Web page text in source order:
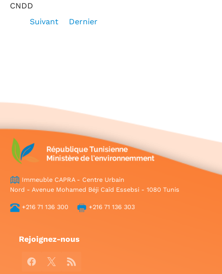
CNDD
Suivant
Dernier
Immeuble CAPRA - Centre Urbain
Nord - Avenue Mohamed Béji Caïd Essebsi - 1080 Tunis
+216 71 136 300 +216 71 136 303
Rejoignez-nous
Facebook
X RSS